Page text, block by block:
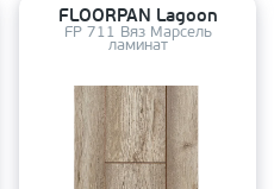
FLOORPAN Lagoon
FP 711 Вяз Марсель
ламинат